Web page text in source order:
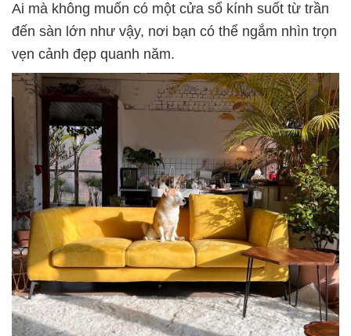
Ai mà không muốn có một cửa sổ kính suốt từ trần
đến sàn lớn như vậy, nơi bạn có thể ngắm nhìn trọn
vẹn cảnh đẹp quanh năm.